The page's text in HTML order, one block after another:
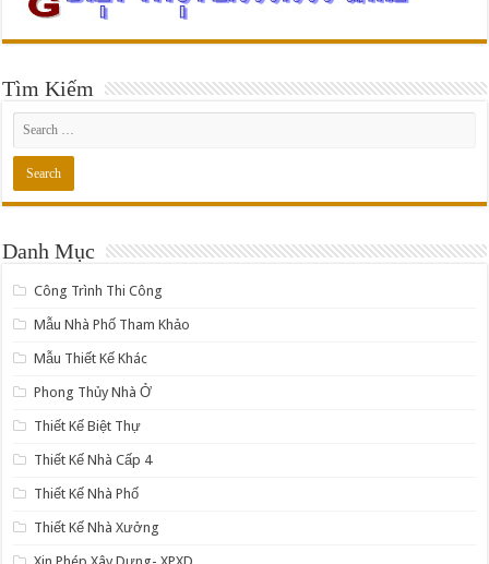
Tìm Kiếm
Danh Mục
Công Trình Thi Công
Mẫu Nhà Phố Tham Khảo
Mẫu Thiết Kế Khác
Phong Thủy Nhà Ở
Thiết Kế Biệt Thự
Thiết Kế Nhà Cấp 4
Thiết Kế Nhà Phố
Thiết Kế Nhà Xưởng